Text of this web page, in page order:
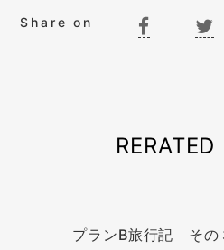
Share on
プランB旅行記 その